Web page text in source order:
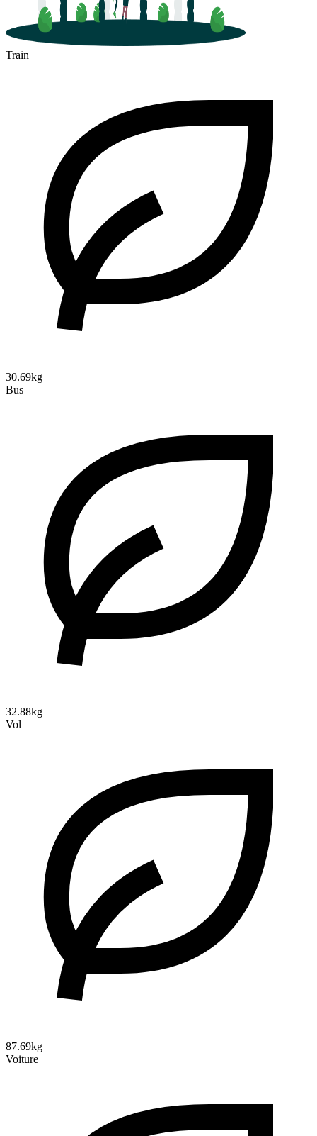
Train
30.69kg
Bus
32.88kg
Vol
87.69kg
Voiture